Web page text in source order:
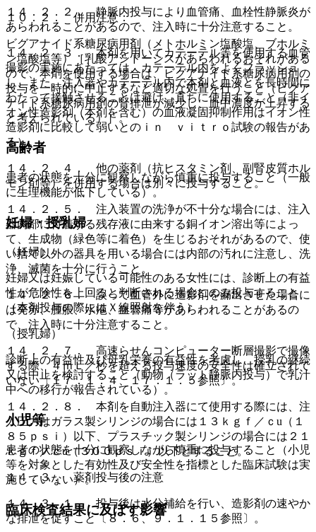
１４．２．２． 静脈内投与により血管痛、血栓性静脈炎が
あらわれることがあるので、注入時に十分注意すること。
１４．２．３． 本剤を用いてカテーテル等を使用する血管
撮影の実施にあたっては、カテーテル内をよくフラッシュ
し、また、注入器やカテーテル内で本剤と血液とを長時間に
わたって接触させることは避け、直ちに使用すること（非イ
オン性造影剤（本剤を含む）の血液凝固抑制作用はイオン性
造影剤に比較して弱いとのｉｎ ｖｉｔｒｏ試験の報告があ
る）。
１４．２．４． 他の薬剤（抗ヒスタミン剤、副腎皮質ホル
モン剤等）を併用する場合は別々に投与すること。
１４．２．５． 注入装置の洗浄が不十分な場合には、注入
器内部に付着する残存液に由来する銅イオン溶出等によっ
て、生成物（緑色等に着色）を生じるおそれがあるので、使
い捨て以外の器具を用いる場合には内部の汚れに注意し、洗
浄、滅菌を十分に行うこと。
１４．２．６． 誤って血管外に造影剤を漏出させた場合に
は発赤、腫脹、水疱、血管痛等があらわれることがあるの
で、注入時に十分注意すること。
１４．２．７． 高速らせんコンピューター断層撮影で撮像
する際、４ｍＬ／秒を超える投与速度の安全性は確立されて
いない〔１７．１．４、１７．１．５参照〕。
１４．２．８． 本剤を自動注入器にて使用する際には、注
入圧力はガラス製シリンジの場合には１３ｋｇｆ／ｃu（１
８５ｐｓｉ）以下、プラスチック製シリンジの場合には２１
ｋｇｆ／ｃu（３００ｐｓｉ）以下とすること。
１４．３． 薬剤投与後の注意
１４．３．１． 投与後は水分補給を行い、造影剤の速やか
な排泄を促すこと〔８．６、９．１．１５参照〕。
１０．２． 併用注意：
ビグアナイド系糖尿病用剤（メトホルミン塩酸塩、ブホルミ
ン塩酸塩等）［乳酸アシドーシスがあらわれるおそれがある
ので、本剤を使用する場合は、ビグアナイド系糖尿病用剤の
投与を一時的に中止するなど適切な処置を行うこと（ビグア
ナイド系糖尿病用剤の腎排泄が減少し、血中濃度が上昇する
と考えられている）］。
高齢者
患者の状態を十分に観察しながら慎重に投与すること（一般
に生理機能が低下している）。
妊婦・授乳婦
（妊婦）
妊婦又は妊娠している可能性のある女性には、診断上の有益
性が危険性を上回ると判断される場合にのみ投与すること
（本剤投与の際にはＸ線照射を伴う）。
（授乳婦）
診断上の有益性及び母乳栄養の有益性を考慮し、授乳の継続
又は中止を検討すること（動物（ラット静脈内投与）で乳汁
中への移行が報告されている）。
小児等
患者の状態を十分に観察しながら慎重に投与すること（小児
等を対象とした有効性及び安全性を指標とした臨床試験は実
施していない）。
臨床検査結果に及ぼす影響